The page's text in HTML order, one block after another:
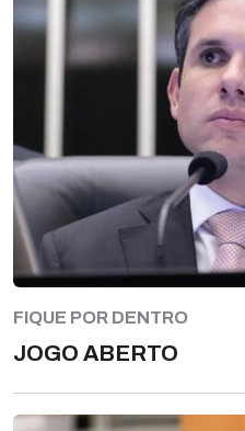
FIQUE POR DENTRO
JOGO ABERTO